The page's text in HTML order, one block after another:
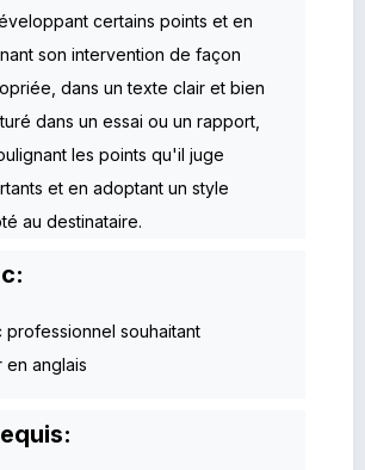
certains points et en
son intervention de façon
dans un texte clair et bien
dans un essai ou un rapport,
les points qu'il juge
et en adoptant un style
au destinataire.
professionnel souhaitant
anglais